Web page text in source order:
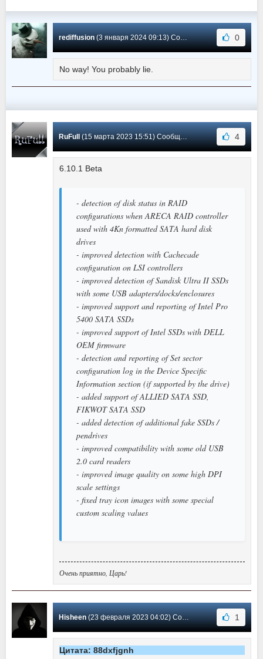
rediffusion(3 января 2024 09:13) Сообщение #939 0
No way! You probably lie.
RuFull (15 марта 2023 15:51) Сообщение #938 4
6.10.1 Beta
- detection of disk status in RAID
configurations when ARECA RAID controller
used with 4Kn formatted SATA hard disk
drives
- improved detection with Cachecade
configuration on LSI controllers
- improved detection of Sandisk Ultra II SSDs
with some USB adapters/docks/enclosures
- improved support and reporting of Intel Pro
5400 SATA SSDs
- improved support of Intel SSDs with DELL
OEM firmware
- detection and reporting of Set sector
configuration log in the Device Specific
Information section (if supported by the drive)
- added support of ALLIED SATA SSD,
FIKWOT SATA SSD
- added detection of additional fake SSDs /
pendrives
- improved compatibility with some old USB
2.0 card readers
- improved image quality on some high DPI
scale settings
- fixed tray icon images with some special
custom scaling values
Очень приятно, Царь!
Hisheen(23 февраля 2023 04:02) Сообщение #937 1
Цитата: 88dxfjgnh